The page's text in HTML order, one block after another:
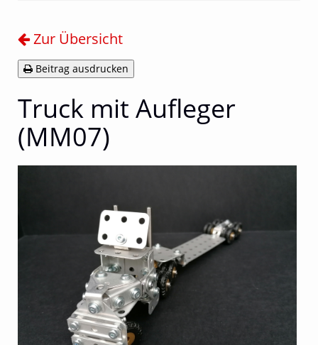
Zur Übersicht
Beitrag ausdrucken
Truck mit Aufleger
(MM07)